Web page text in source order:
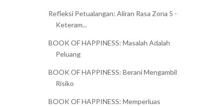
Refleksi Petualangan: Aliran Rasa Zona 5 -
Keteram...
BOOK OF HAPPINESS: Masalah Adalah
Peluang
BOOK OF HAPPINESS: Berani Mengambil
Risiko
BOOK OF HAPPINESS: Memperluas